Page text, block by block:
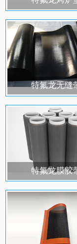
特氟龙无缝
特氟龙膜胶